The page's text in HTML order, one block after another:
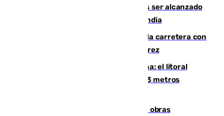
Un futbolista de 24 años muere tras ser alcanzado
por un rayo durante un partido en Tailandia
Muere un conductor tras salirse de la carretera con
su turismo en la A-480 a la altura de Jerez
Julio supera a junio en basura marina: el litoral
occidental malagueño recoge más de 33 metros
El Cádiz se afila ante un Granada en obras